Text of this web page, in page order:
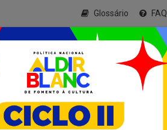
Glossário FAQ
Informe-se + Transparência